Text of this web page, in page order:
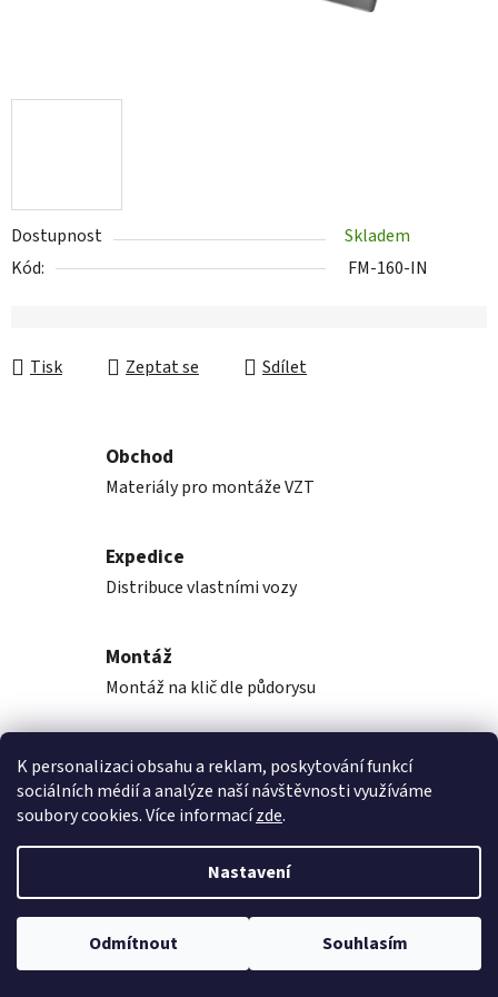
K personalizaci obsahu a reklam, poskytování funkcí
sociálních médií a analýze naší návštěvnosti využíváme
soubory cookies. Více informacízde.
Nastavení
Odmítnout Souhlasím
Dostupnost
Skladem
Kód:
FM-160-IN
Tisk Zeptat se Sdílet
Obchod
Materiály pro montáže VZT
Expedice
Distribuce vlastními vozy
Montáž
Montáž na klič dle půdorysu
Popis
Diskuze
Vytvořil Shoptet
Copyright 2026Rekupka, s.r.o.
. Všechna práva vyhrazena.
Upravit nastavení cookies